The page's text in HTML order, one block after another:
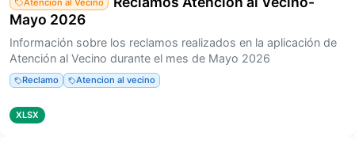
Mayo 2026
Información sobre los reclamos realizados en la aplicación de
Atención al Vecino durante el mes de Mayo 2026
Reclamo Atencion al vecino
XLSX